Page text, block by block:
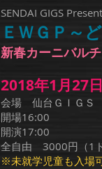
SENDAI GIGS
ＥＷＧＰ～
新春カーニバル
2018年1月27日
会場 仙台ＧＩＧＳ
開場16:00
開演17:00
全自由 3000円（1
※未就学児童も入場